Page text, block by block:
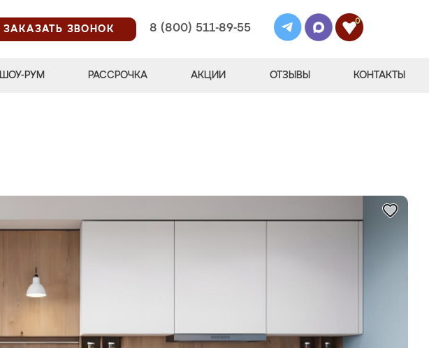
ЗАКАЗАТЬ ЗВОНОК
8 (800) 511-89-55
0
ШОУ-РУМ РАССРОЧКА АКЦИИ ОТЗЫВЫ КОНТАКТЫ